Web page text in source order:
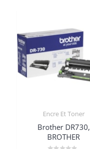
Encre Et Toner
Brother DR730,
BROTHER